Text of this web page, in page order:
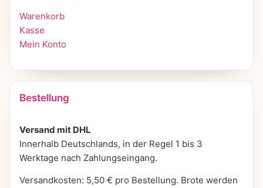
Warenkorb
Kasse
Mein Konto
Bestellung
Versand mit DHL
Innerhalb Deutschlands, in der Regel 1 bis 3
Werktage nach Zahlungseingang.
Versandkosten: 5,50 € pro Bestellung. Brote werden